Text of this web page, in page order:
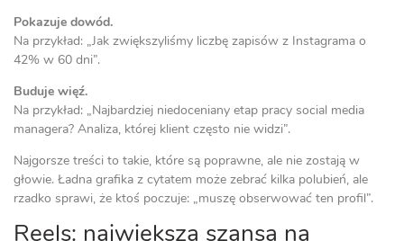
Pokazuje dowód.
Na przykład: „Jak zwiększyliśmy liczbę zapisów z Instagrama o
42% w 60 dni”.
Buduje więź.
Na przykład: „Najbardziej niedoceniany etap pracy social media
managera? Analiza, której klient często nie widzi”.
Najgorsze treści to takie, które są poprawne, ale nie zostają w
głowie. Ładna grafika z cytatem może zebrać kilka polubień, ale
rzadko sprawi, że ktoś poczuje: „muszę obserwować ten profil”.
Reels: największa szansa na